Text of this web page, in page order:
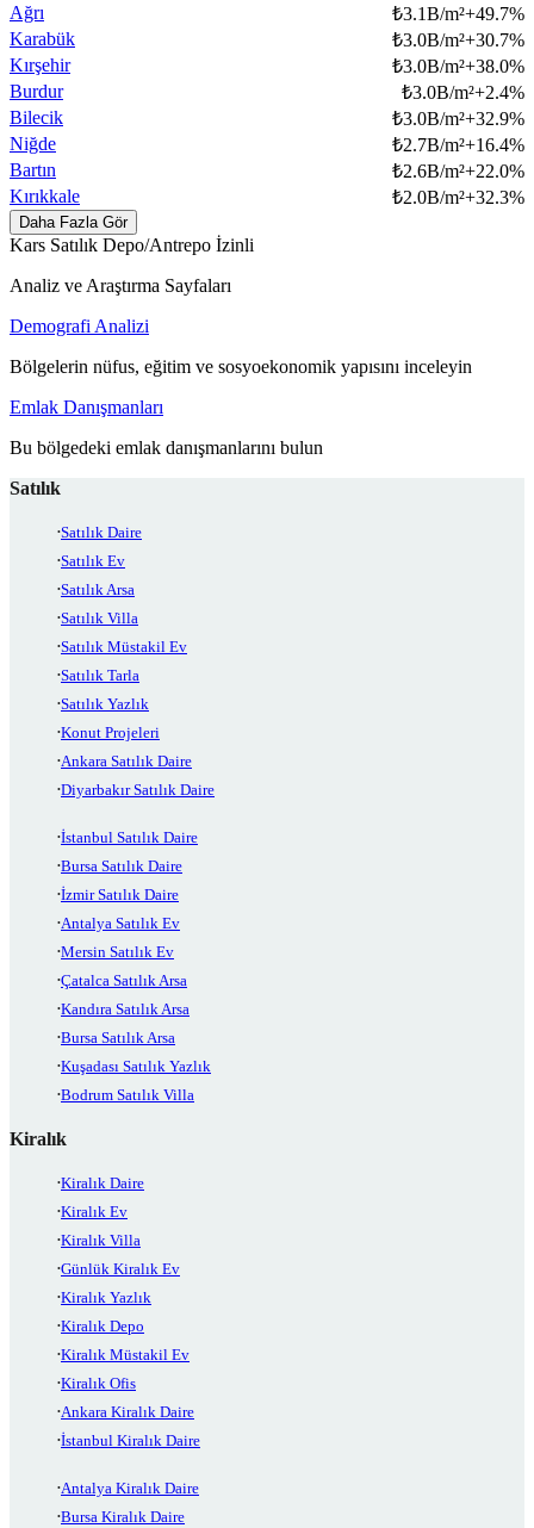
Ağrı
₺3.1B/m²+49.7%
Karabük
₺3.0B/m²+30.7%
Kırşehir
₺3.0B/m²+38.0%
Burdur
₺3.0B/m²+2.4%
Bilecik
₺3.0B/m²+32.9%
Niğde
₺2.7B/m²+16.4%
Bartın
₺2.6B/m²+22.0%
Kırıkkale
₺2.0B/m²+32.3%
Daha Fazla Gör
Kars Satılık Depo/Antrepo İzinli
Analiz ve Araştırma Sayfaları
Demografi Analizi
Bölgelerin nüfus, eğitim ve sosyoekonomik yapısını inceleyin
Emlak Danışmanları
Bu bölgedeki emlak danışmanlarını bulun
Satılık
Satılık Daire
Satılık Ev
Satılık Arsa
Satılık Villa
Satılık Müstakil Ev
Satılık Tarla
Satılık Yazlık
Konut Projeleri
Ankara Satılık Daire
Diyarbakır Satılık Daire
İstanbul Satılık Daire
Bursa Satılık Daire
İzmir Satılık Daire
Antalya Satılık Ev
Mersin Satılık Ev
Çatalca Satılık Arsa
Kandıra Satılık Arsa
Bursa Satılık Arsa
Kuşadası Satılık Yazlık
Bodrum Satılık Villa
Kiralık
Kiralık Daire
Kiralık Ev
Kiralık Villa
Günlük Kiralık Ev
Kiralık Yazlık
Kiralık Depo
Kiralık Müstakil Ev
Kiralık Ofis
Ankara Kiralık Daire
İstanbul Kiralık Daire
Antalya Kiralık Daire
Bursa Kiralık Daire